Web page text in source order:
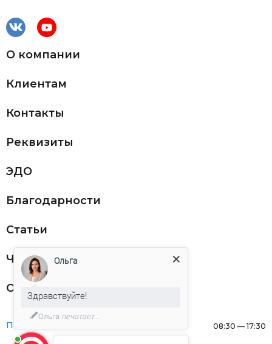
О компании
Клиентам
Контакты
Реквизиты
ЭДО
Благодарности
Статьи
Частникам
Оферта
Понедельник: 08:30 — 17:30
Ольга
Здравствуйте!
Ольга печатает...